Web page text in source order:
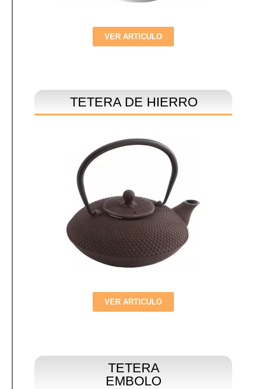
VER ARTICULO
TETERA DE HIERRO
VER ARTICULO
TETERA
EMBOLO